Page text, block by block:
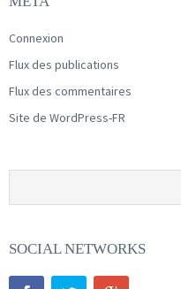
Connexion
Flux des publications
Flux des commentaires
Site de WordPress-FR
SOCIAL NETWORKS